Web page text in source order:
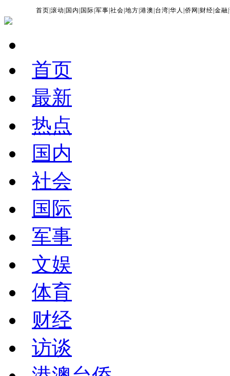
首页 |滚动 国内 国际 |军事 |社会 |地方 |港澳 台湾 |华人 |侨网 财经 |金融 |
首页
最新
热点
国内
社会
国际
军事
文娱
体育
财经
访谈